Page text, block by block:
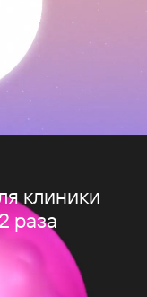
клиники
раза